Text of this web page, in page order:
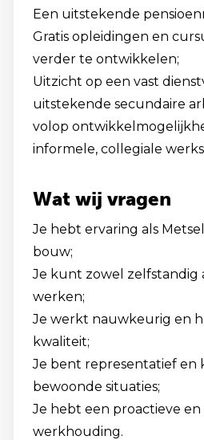
Een uitstekende
Gratis opleidingen en
verder te ontwikkelen;
Uitzicht op een vast
uitstekende secundaire
volop
informele, collegiale
Wat wij vragen
Je hebt ervaring als
bouw;
Je kunt zowel zelfstandig
werken;
Je werkt nauwkeurig en
kwaliteit;
Je bent representatief en
bewoonde situaties;
Je hebt een proactieve en
werkhouding.